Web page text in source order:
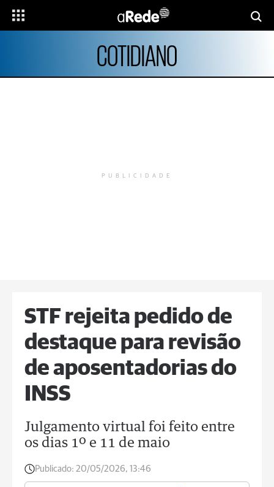
COTIDIANO
PUBLICIDADE
STF rejeita pedido de
destaque para revisão
de aposentadorias do
INSS
Julgamento virtual foi feito entre
os dias 1º e 11 de maio
Publicado: 20/05/2026, 13:46